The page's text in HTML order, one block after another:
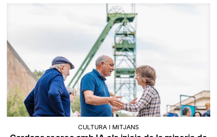
CULTURA I MITJANS